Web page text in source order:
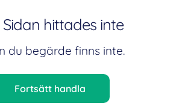
Sidan hittades inte
du begärde finns inte.
Fortsätt handla